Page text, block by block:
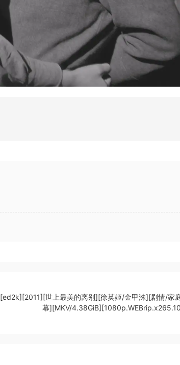
[ed2k][2011][世上最美的离别][徐英姬/金甲洙][剧情/家
幕][MKV/